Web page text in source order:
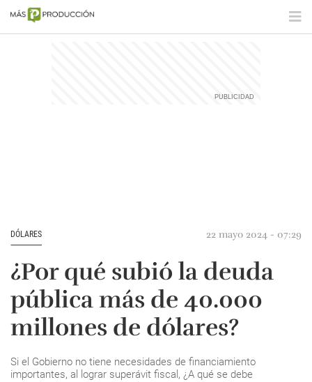
DÓLARES 22 mayo 2024 - 07:29
¿Por qué subió la deuda
pública más de 40.000
millones de dólares?
Si el Gobierno no tiene necesidades de financiamiento
importantes, al lograr superávit fiscal, ¿A qué se debe